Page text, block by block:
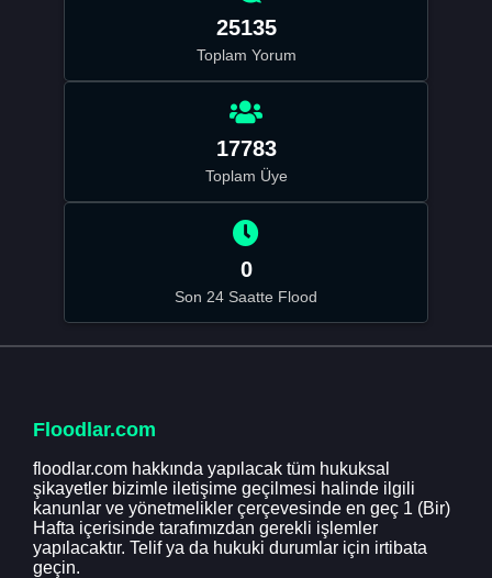
25135
Toplam Yorum
17783
Toplam Üye
0
Son 24 Saatte Flood
Floodlar.com
floodlar.com hakkında yapılacak tüm hukuksal
şikayetler bizimle iletişime geçilmesi halinde ilgili
kanunlar ve yönetmelikler çerçevesinde en geç 1 (Bir)
Hafta içerisinde tarafımızdan gerekli işlemler
yapılacaktır. Telif ya da hukuki durumlar için irtibata
geçin.